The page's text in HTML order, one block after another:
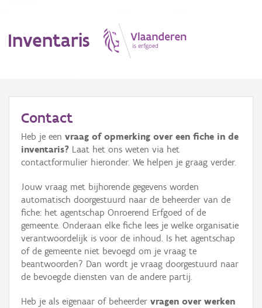
Inventaris
Erfgoedobject
Aanduidingsobject
Waarneming
Thema
Gebeurtenis
Persoon of collectief
Contact
Heb je een vraag of opmerking over een fiche in de
inventaris? Laat het ons weten via het
contactformulier hieronder. We helpen je graag verder.
Jouw vraag met bijhorende gegevens worden
automatisch doorgestuurd naar de beheerder van de
fiche: het agentschap Onroerend Erfgoed of de
gemeente. Onderaan elke fiche lees je welke organisatie
verantwoordelijk is voor de inhoud. Is het agentschap
of de gemeente niet bevoegd om je vraag te
beantwoorden? Dan wordt je vraag doorgestuurd naar
de bevoegde diensten van de andere partij.
Heb je als eigenaar of beheerder vragen over werken